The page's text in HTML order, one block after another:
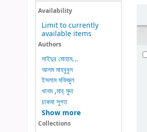
Availability
Limit to currently
available items
Authors
সাইদুর মোহাম...
আলম মাহবুবুল
ইসলাম মফিজুল
খানম ,মাহ্ মুদা
চাকমা সুগত
Show more
Collections